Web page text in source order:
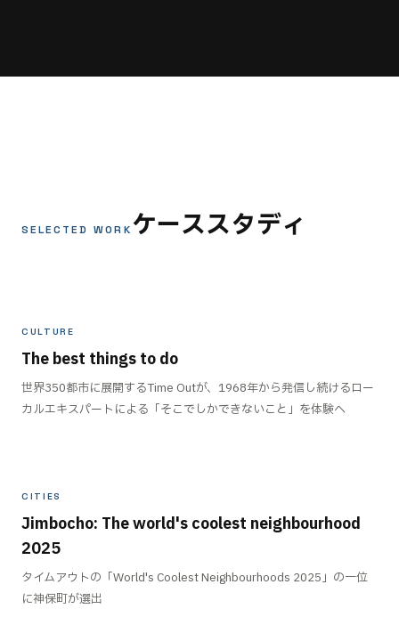
SELECTED WORK ケーススタディ
CULTURE
The best things to do
世界350都市に展開するTime Outが、1968年から発信し続けるロー
カルエキスパートによる「そこでしかできないこと」を体験へ
CITIES
Jimbocho: The world's coolest neighbourhood
2025
タイムアウトの「World's Coolest Neighbourhoods 2025」の一位
に神保町が選出